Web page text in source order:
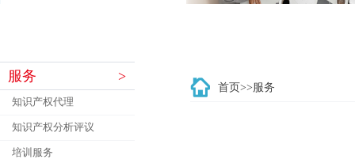
服务 >
知识产权代理
知识产权分析评议
培训服务
首页>>服务